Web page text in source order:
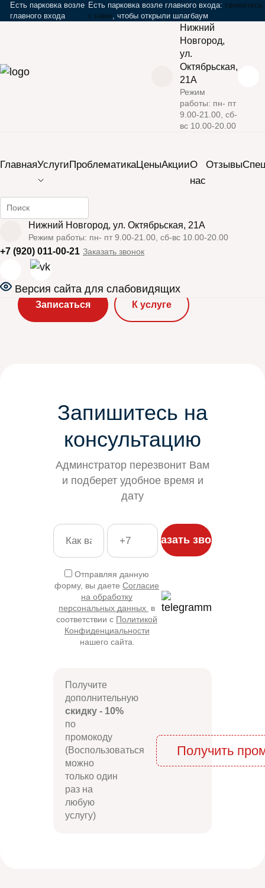
Есть парковка возле
главного входа
Есть парковка возле главного входа: свяжитесь
с нами, чтобы открыли шлагбаум
Нижний
Новгород,
ул.
Октябрьская,
21А
Режим
работы: пн- пт
9.00-21.00, сб-
вс 10.00-20.00
ГлавнаяУслугиПроблематикаЦеныАкцииО
нас
Отзывы
Нижний Новгород, ул. Октябрьская, 21А
Режим работы: пн- пт 9.00-21.00, сб-вс 10.00-20.00
+7 (920) 011-00-21 Заказать звонок
Версия сайта для слабовидящих
Скидка 15% для первичных клиентов
клиентов
Скидка 15% для первичных клиентов ПО
ПРОМОКОДУ «АРХИМЕД»-
«назовите его на рецепции и получите скидку
для первичных клиентов»
Записаться К услуге
Запишитесь на
консультацию
Админстратор перезвонит Вам
и подберет удобное время и
дату
Отправляя данную
форму, вы даете Согласие
на обработку
персональных данных в
соответствии с Политикой
Конфиденциальности
нашего сайта.
Получите
дополнительную
скидку - 10%
по
промокоду
(Воспользоваться
можно
только один
раз на
любую
услугу)
Получить